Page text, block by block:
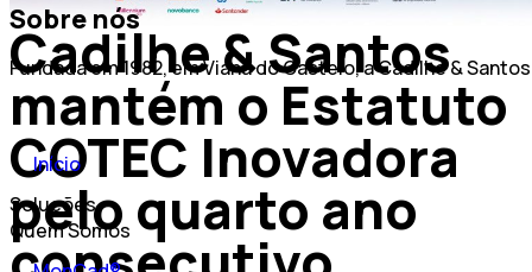
Sobre nós
Fundada em 1982, em Viana do Castelo, a Cadilhe &
Início
Soluções
Quem Somos
Cadilhe & Santos
mantém o Estatuto
COTEC Inovadora
pelo quarto ano